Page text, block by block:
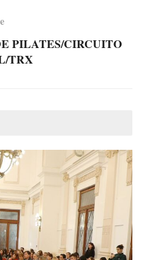
PILATES/CIRCUITO
TRX